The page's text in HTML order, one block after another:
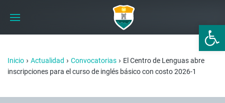
Abrir
Inicio › Actualidad › Convocatorias › El Centro de Lenguas abre
inscripciones para el curso de inglés básico con costo 2026-1